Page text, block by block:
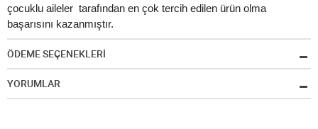
çocuklu aileler tarafından en çok tercih edilen ürün olma
başarısını kazanmıştır.
ÖDEME SEÇENEKLERİ
YORUMLAR